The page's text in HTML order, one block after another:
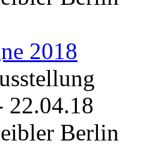
2018
22.04.18
Berlin